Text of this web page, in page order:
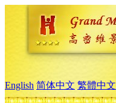
English 简体中文 繁體中文